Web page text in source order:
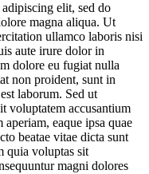
elit, sed do
magna aliqua. Ut
ullamco laboris nisi
aute irure dolor in
dolore eu fugiat nulla
non proident, sunt in
laborum. Sed ut
voluptatem accusantium
eaque ipsa quae
beatae vitae dicta sunt
quia voluptas sit
magni dolores